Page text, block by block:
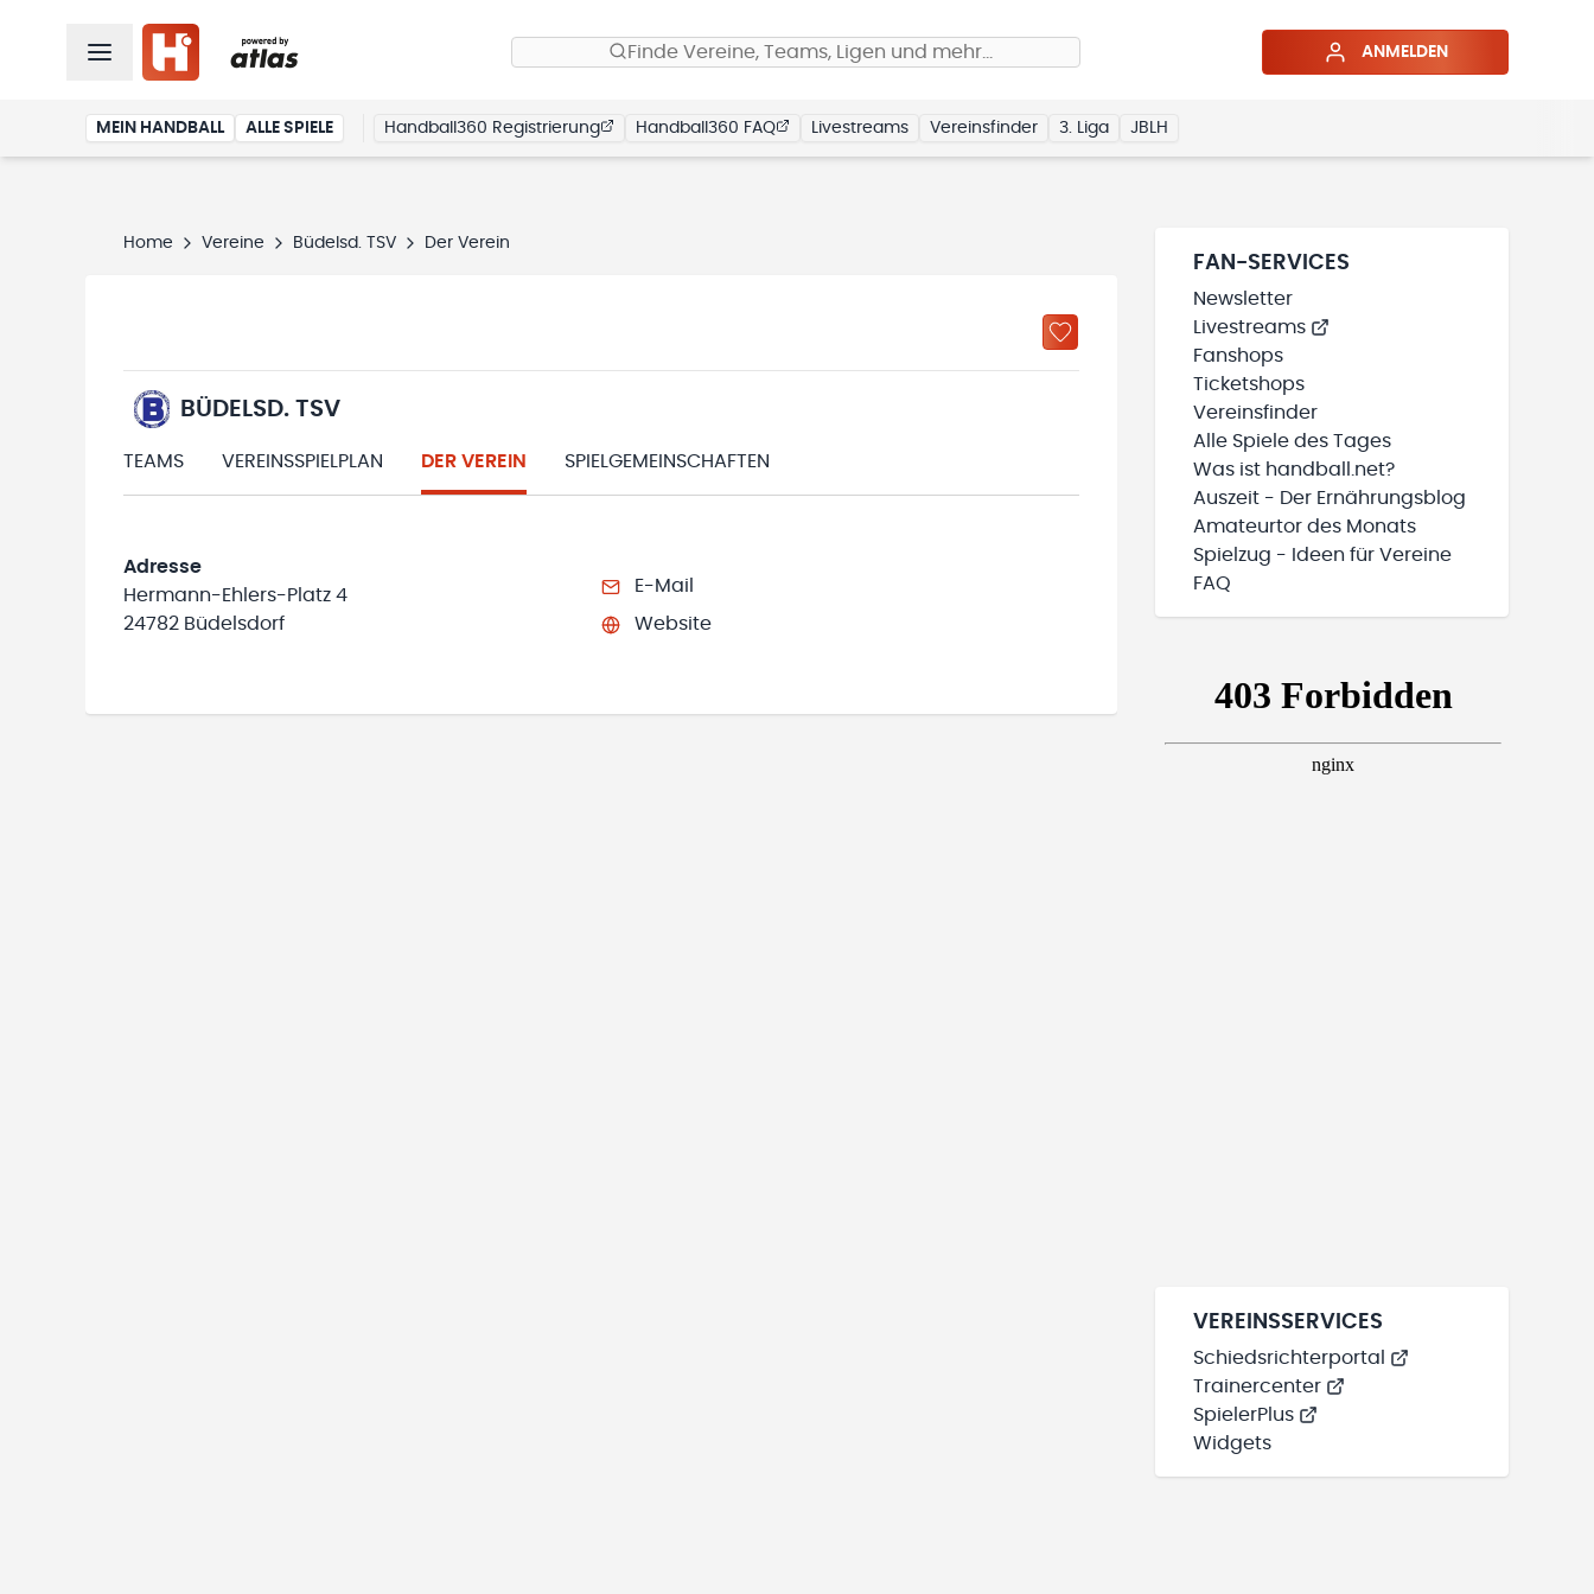
Finde Vereine, Teams, Ligen und mehr… ANMELDEN
MEIN HANDBALL ALLE SPIELE Handball360 Registrierung Handball360 FAQ Livestreams Vereinsfinder 3. Liga JBLH
Home Vereine Büdelsd. TSV Der Verein
BÜDELSD. TSV
TEAMS VEREINSSPIELPLAN DER VEREIN SPIELGEMEINSCHAFTEN
Adresse
Hermann-Ehlers-Platz 4
24782 Büdelsdorf
E-Mail
Website
FAN-SERVICES
Newsletter
Livestreams
Fanshops
Ticketshops
Vereinsfinder
Alle Spiele des Tages
Was ist handball.net?
Auszeit - Der Ernährungsblog
Amateurtor des Monats
Spielzug - Ideen für Vereine
FAQ
VEREINSSERVICES
Schiedsrichterportal
Trainercenter
SpielerPlus
Widgets